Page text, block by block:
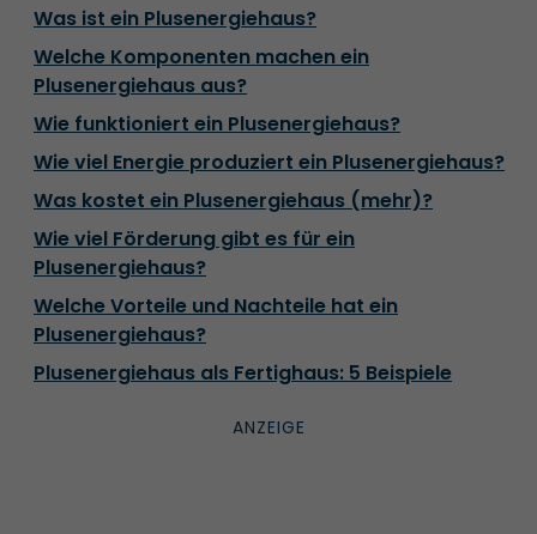
Was ist ein Plusenergiehaus?
Welche Komponenten machen ein
Plusenergiehaus aus?
Wie funktioniert ein Plusenergiehaus?
Wie viel Energie produziert ein Plusenergiehaus?
Was kostet ein Plusenergiehaus (mehr)?
Wie viel Förderung gibt es für ein
Plusenergiehaus?
Welche Vorteile und Nachteile hat ein
Plusenergiehaus?
Plusenergiehaus als Fertighaus: 5 Beispiele